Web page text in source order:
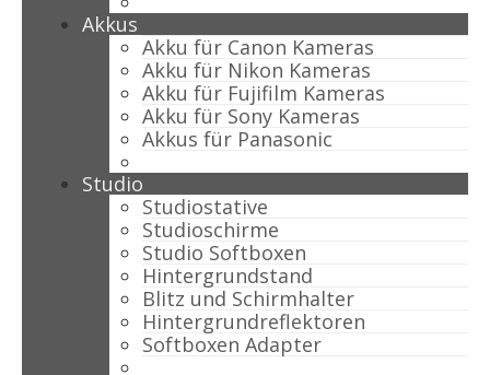
Akkus
Akku für Canon Kameras
Akku für Nikon Kameras
Akku für Fujifilm Kameras
Akku für Sony Kameras
Akkus für Panasonic
Studio
Studiostative
Studioschirme
Studio Softboxen
Hintergrundstand
Blitz und Schirmhalter
Hintergrundreflektoren
Softboxen Adapter